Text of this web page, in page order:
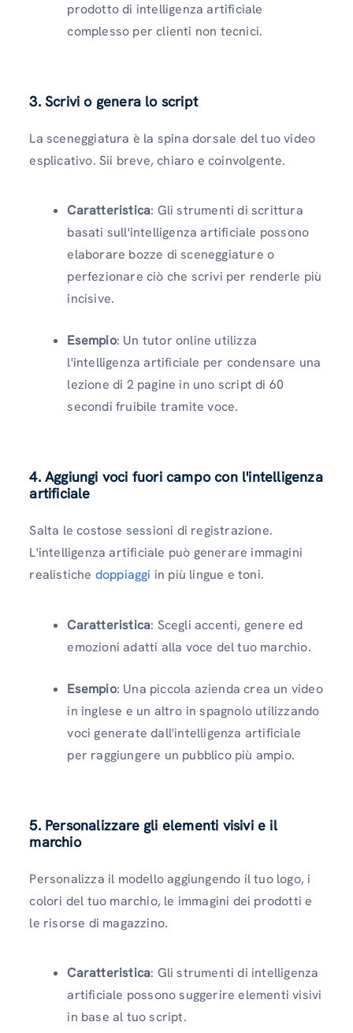
prodotto di intelligenza artificiale
complesso per clienti non tecnici.
3. Scrivi o genera lo script
La sceneggiatura è la spina dorsale del tuo video
esplicativo. Sii breve, chiaro e coinvolgente.
Caratteristica: Gli strumenti di scrittura
basati sull'intelligenza artificiale possono
elaborare bozze di sceneggiature o
perfezionare ciò che scrivi per renderle più
incisive.
Esempio: Un tutor online utilizza
l'intelligenza artificiale per condensare una
lezione di 2 pagine in uno script di 60
secondi fruibile tramite voce.
4. Aggiungi voci fuori campo con l'intelligenza
artificiale
Salta le costose sessioni di registrazione.
L'intelligenza artificiale può generare immagini
realistiche doppiaggi in più lingue e toni.
Caratteristica: Scegli accenti, genere ed
emozioni adatti alla voce del tuo marchio.
Esempio: Una piccola azienda crea un video
in inglese e un altro in spagnolo utilizzando
voci generate dall'intelligenza artificiale
per raggiungere un pubblico più ampio.
5. Personalizzare gli elementi visivi e il
marchio
Personalizza il modello aggiungendo il tuo logo, i
colori del tuo marchio, le immagini dei prodotti e
le risorse di magazzino.
Caratteristica: Gli strumenti di intelligenza
artificiale possono suggerire elementi visivi
in ​​base al tuo script.